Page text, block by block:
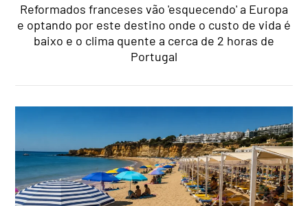
Reformados franceses vão 'esquecendo' a Europa
e optando por este destino onde o custo de vida é
baixo e o clima quente a cerca de 2 horas de
Portugal